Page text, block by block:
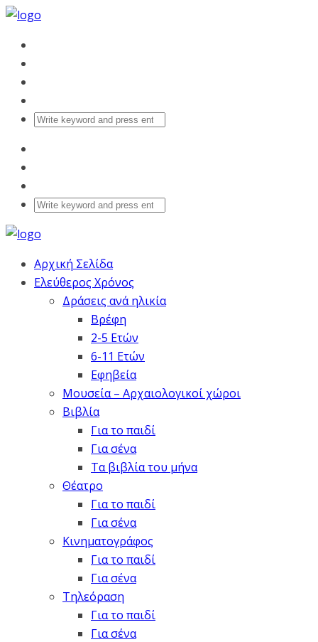
Αρχική Σελίδα
Ελεύθερος Χρόνος
Δράσεις ανά ηλικία
Βρέφη
2-5 Ετών
6-11 Ετών
Εφηβεία
Μουσεία – Αρχαιολογικοί χώροι
Βιβλία
Για το παιδί
Για σένα
Τα βιβλία του μήνα
Θέατρο
Για το παιδί
Για σένα
Κινηματογράφος
Για το παιδί
Για σένα
Τηλεόραση
Για το παιδί
Για σένα